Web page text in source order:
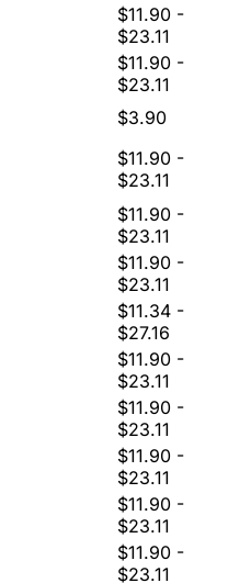
$11.90 -
$23.11
$11.90 -
$23.11
$3.90
$11.90 -
$23.11
$11.90 -
$23.11
$11.90 -
$23.11
$11.34 -
$27.16
$11.90 -
$23.11
$11.90 -
$23.11
$11.90 -
$23.11
$11.90 -
$23.11
$11.90 -
$23.11